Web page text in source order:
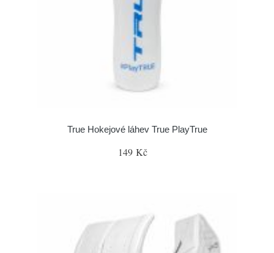
True Hokejové láhev True PlayTrue
149 Kč